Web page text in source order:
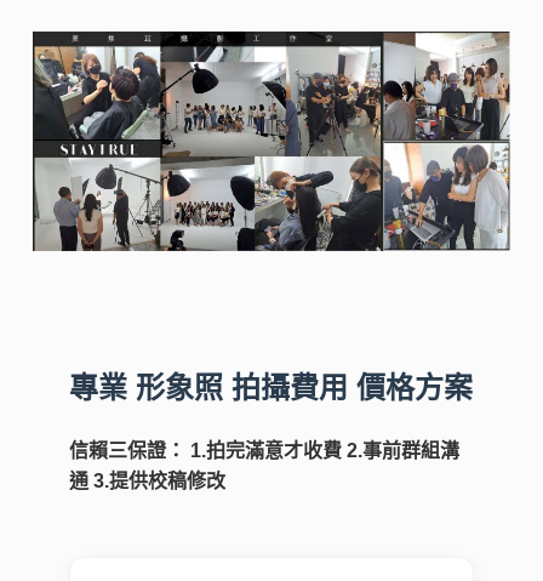
專業 形象照 拍攝費用 價格方案
信賴三保證： 1.拍完滿意才收費 2.事前群組溝
通 3.提供校稿修改